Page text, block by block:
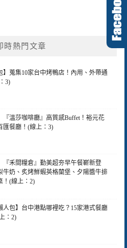
時熱門文章
】蒐集10家台中烤鴨店！內用、外帶通
3)
『溫莎咖啡廳』高質感Buffet！裕元花
匯餐廳！(線上：3)
『禾間糧倉』勤美超夯早午餐嶄新登
牛奶、炙烤鮮蝦英格蘭堡、夕陽醬牛排
！(線上：2)
人包】台中港點哪裡吃？15家港式餐廳
：2)